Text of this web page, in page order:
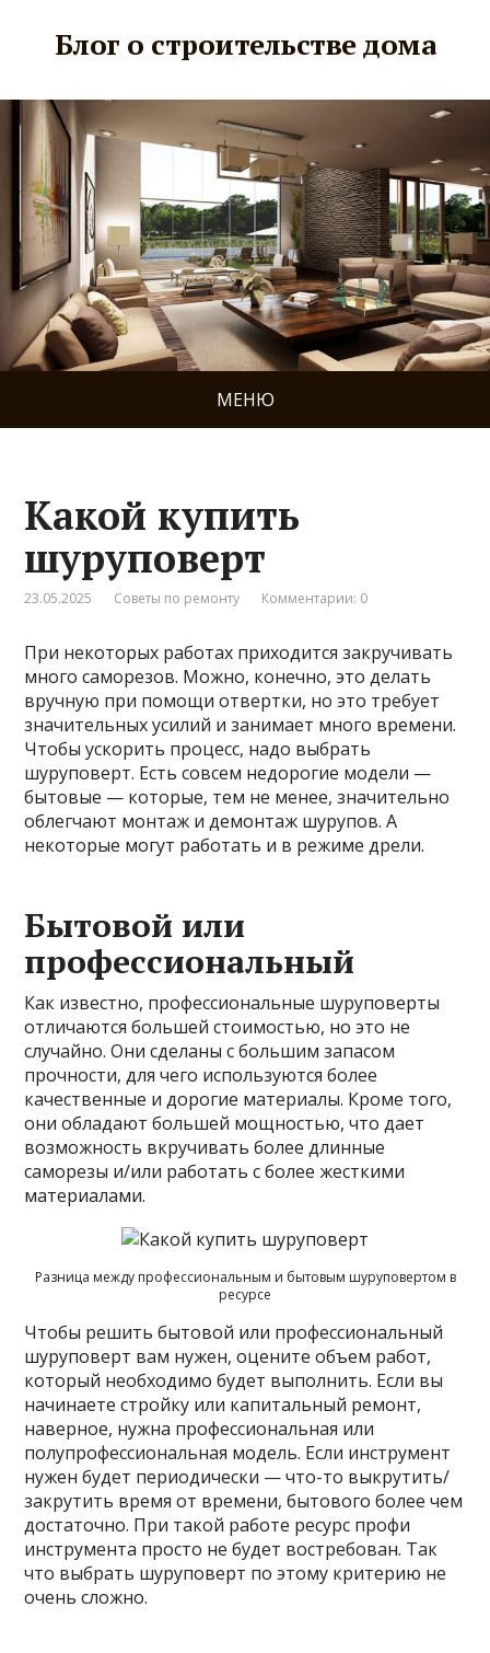
Блог о строительстве дома
МЕНЮ
Какой купить
шуруповерт
23.05.2025 Советы по ремонту Комментарии: 0
При некоторых работах приходится закручивать
много саморезов. Можно, конечно, это делать
вручную при помощи отвертки, но это требует
значительных усилий и занимает много времени.
Чтобы ускорить процесс, надо выбрать
шуруповерт. Есть совсем недорогие модели —
бытовые — которые, тем не менее, значительно
облегчают монтаж и демонтаж шурупов. А
некоторые могут работать и в режиме дрели.
Бытовой или
профессиональный
Как известно, профессиональные шуруповерты
отличаются большей стоимостью, но это не
случайно. Они сделаны с большим запасом
прочности, для чего используются более
качественные и дорогие материалы. Кроме того,
они обладают большей мощностью, что дает
возможность вкручивать более длинные
саморезы и/или работать с более жесткими
материалами.
Разница между профессиональным и бытовым шуруповертом в
ресурсе
Чтобы решить бытовой или профессиональный
шуруповерт вам нужен, оцените объем работ,
который необходимо будет выполнить. Если вы
начинаете стройку или капитальный ремонт,
наверное, нужна профессиональная или
полупрофессиональная модель. Если инструмент
нужен будет периодически — что-то выкрутить/
закрутить время от времени, бытового более чем
достаточно. При такой работе ресурс профи
инструмента просто не будет востребован. Так
что выбрать шуруповерт по этому критерию не
очень сложно.